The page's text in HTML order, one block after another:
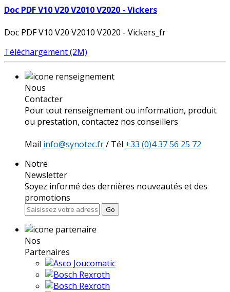
Doc PDF V10 V20 V2010 V2020 - Vickers
Doc PDF V10 V20 V2010 V2020 - Vickers_fr
Téléchargement (2M)
Nous
Contacter
Pour tout renseignement ou information, produit
ou prestation, contactez nos conseillers
Mail info@synotec.fr/ Tél +33 (0)4 37 56 25 72
Notre
Newsletter
Soyez informé des dernières nouveautés et des
promotions
Go
Nos
Partenaires